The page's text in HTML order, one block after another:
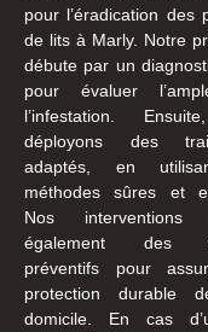
pour l’éradication des
de lits à Marly. Notre
débute par un
pour évaluer
l’infestation.
déployons des
adaptés, en
méthodes sûres et
Nos interventions
également des
préventifs pour
protection durable
domicile. En cas